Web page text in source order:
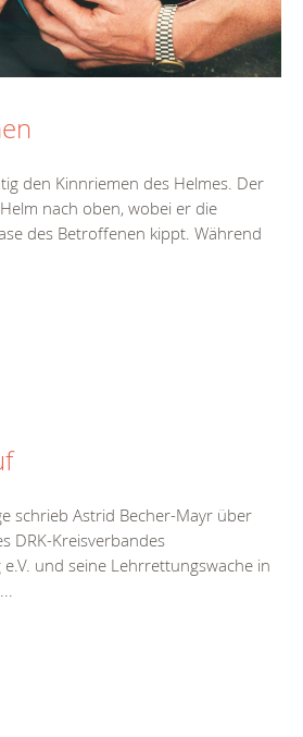
den Kinnriemen des Helmes. Der
nach oben, wobei er die
des Betroffenen kippt. Während
schrieb Astrid Becher-Mayr über
DRK-Kreisverbandes
und seine Lehrrettungswache in